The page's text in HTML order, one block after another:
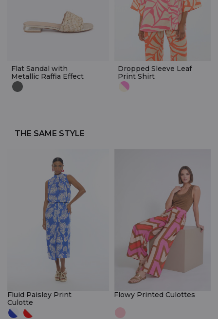
Flat Sandal with
Metallic Raffia Effect
Dropped Sleeve Leaf
Print Shirt
THE SAME STYLE
Fluid Paisley Print
Culotte
Flowy Printed Culottes